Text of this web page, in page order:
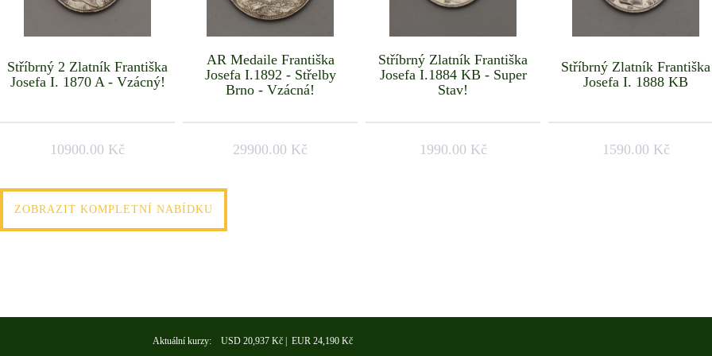
Stříbrný 2 Zlatník Františka
Josefa I. 1870 A - Vzácný!
10900.00 Kč
AR Medaile Františka
Josefa I.1892 - Střelby
Brno - Vzácná!
29900.00 Kč
Stříbrný Zlatník Františka
Josefa I.1884 KB - Super
Stav!
1990.00 Kč
Stříbrný Zlatník Františka
Josefa I. 1888 KB
1590.00 Kč
ZOBRAZIT KOMPLETNÍ NABÍDKU
Aktuální kurzy: USD 20,937 Kč | EUR 24,190 Kč